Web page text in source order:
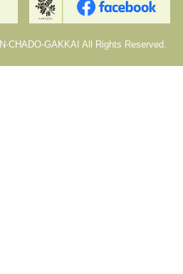
CHADO-GAKKAI All Rights Reserved.